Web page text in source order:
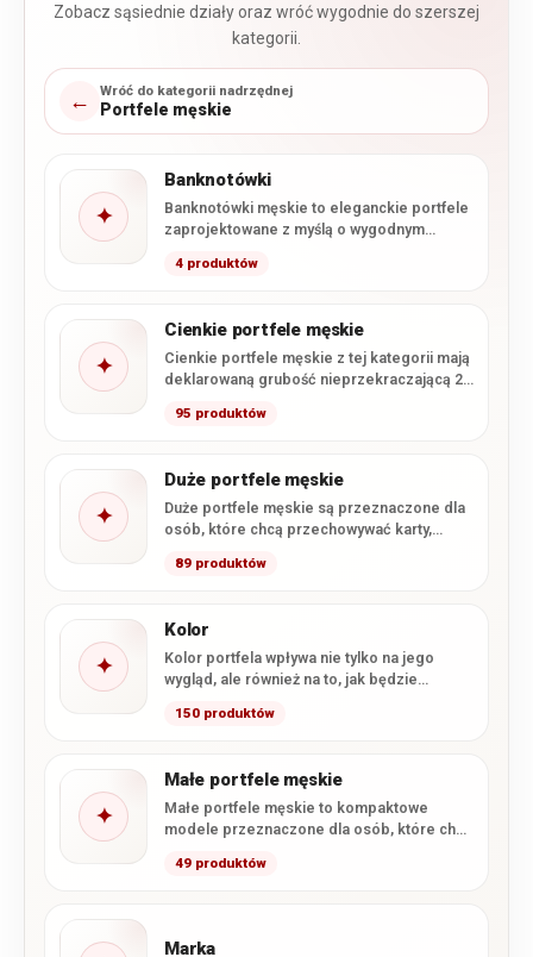
Zobacz sąsiednie działy oraz wróć wygodnie do szerszej
kategorii.
← Wróć do kategorii nadrzędnej
Portfele męskie
✦
Banknotówki
Banknotówki męskie to eleganckie portfele
zaprojektowane z myślą o wygodnym
najważniejszych dokumentów.…
4 produktów
✦
Cienkie portfele męskie
Cienkie portfele męskie z tej kategorii mają
deklarowaną grubość nieprzekraczającą 2
95 produktów
✦
Duże portfele męskie
Duże portfele męskie są przeznaczone dla
osób, które chcą przechowywać karty,
89 produktów
✦
Kolor
Kolor portfela wpływa nie tylko na jego
wygląd, ale również na to, jak będzie
150 produktów
✦
Małe portfele męskie
Małe portfele męskie to kompaktowe
modele przeznaczone dla osób, które chcą
banknoty…
49 produktów
Marka